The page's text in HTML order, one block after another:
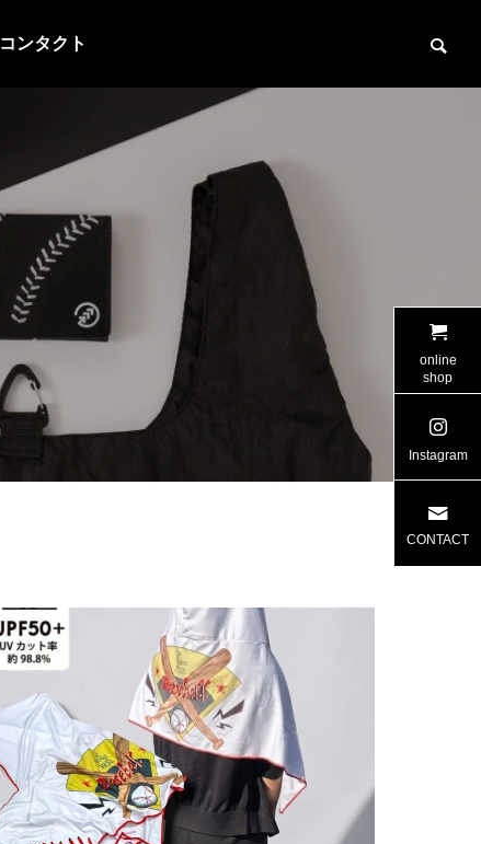
コンタクト
online
shop
Instagram
CONTACT